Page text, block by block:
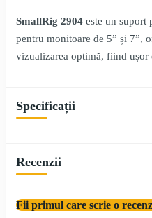
SmallRig 2904 este un
pentru monitoare de 5” și 7”,
vizualizarea optimă, fiind ușor
Specificații
Recenzii
Fii primul care scrie o